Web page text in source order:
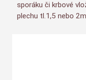
sporáku či krbové
plechu tl.1,5 nebo